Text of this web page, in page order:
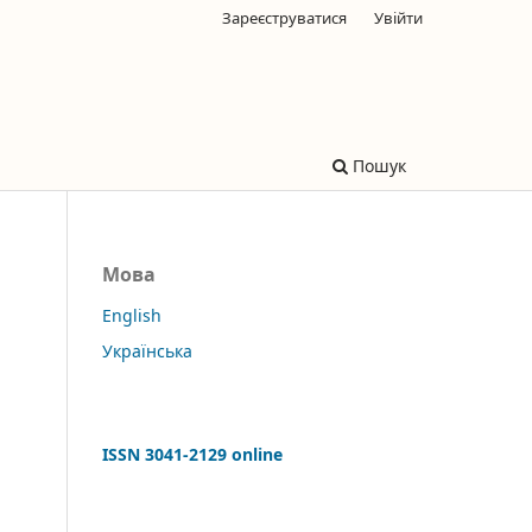
Пошук
Зареєструватися Увійти
Мова
English
Українська
ISSN 3041-2129 online